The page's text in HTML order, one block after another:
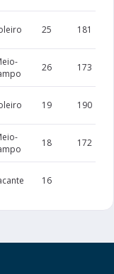
25 181
26 173
19 190
18 172
16